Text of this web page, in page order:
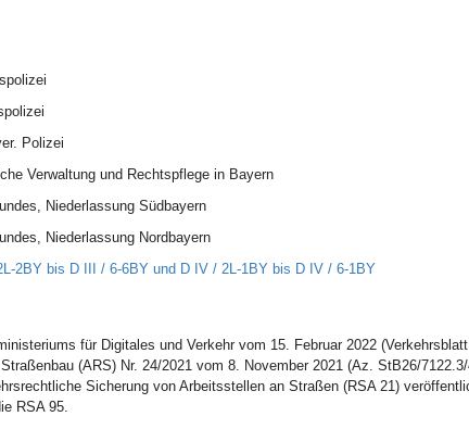
Polizei
Verwaltung und Rechtspflege in Bayern
Niederlassung Südbayern
Niederlassung Nordbayern
2BY bis D III / 6-6BY und D IV / 2L-1BY bis D IV / 6-1BY
für Digitales und Verkehr vom 15. Februar 2022
(ARS) Nr. 24/2021 vom 8. November 2021 (Az. StB26/
Sicherung von Arbeitsstellen an Straßen (RSA 21)
RSA 95.